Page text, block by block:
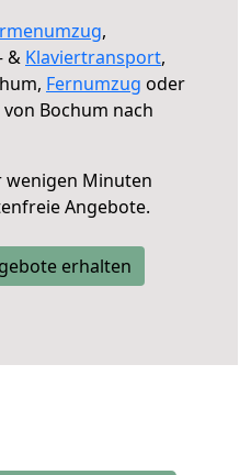
,
& Klaviertransport,
Fernumzug oder
von Bochum nach
wenigen Minuten
Angebote.
erhalten